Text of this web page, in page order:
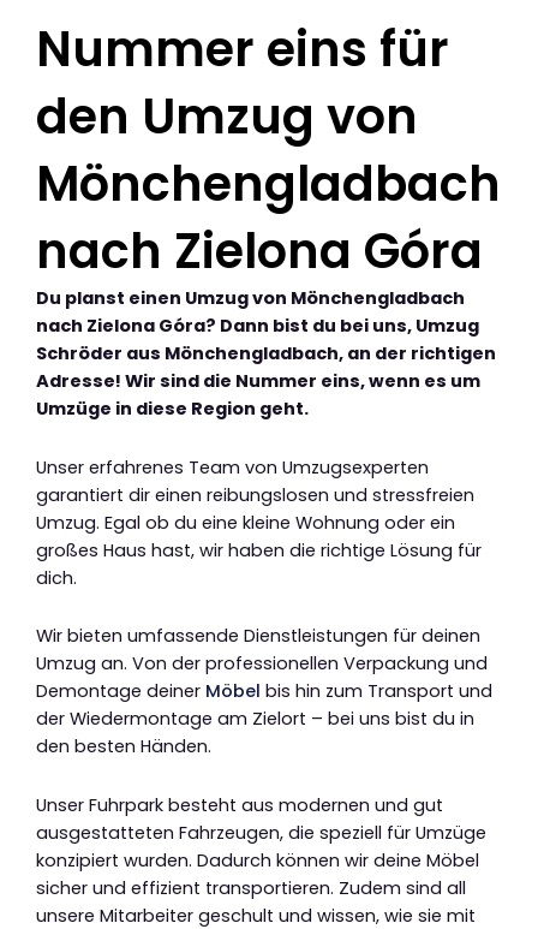
Nummer eins für
den Umzug von
Mönchengladbach
nach Zielona Góra
Du planst einen Umzug von Mönchengladbach
nach Zielona Góra? Dann bist du bei uns, Umzug
Schröder aus Mönchengladbach, an der richtigen
Adresse! Wir sind die Nummer eins, wenn es um
Umzüge in diese Region geht.
Unser erfahrenes Team von Umzugsexperten
garantiert dir einen reibungslosen und stressfreien
Umzug. Egal ob du eine kleine Wohnung oder ein
großes Haus hast, wir haben die richtige Lösung für
dich.
Wir bieten umfassende Dienstleistungen für deinen
Umzug an. Von der professionellen Verpackung und
Demontage deiner Möbel bis hin zum Transport und
der Wiedermontage am Zielort – bei uns bist du in
den besten Händen.
Unser Fuhrpark besteht aus modernen und gut
ausgestatteten Fahrzeugen, die speziell für Umzüge
konzipiert wurden. Dadurch können wir deine Möbel
sicher und effizient transportieren. Zudem sind all
unsere Mitarbeiter geschult und wissen, wie sie mit